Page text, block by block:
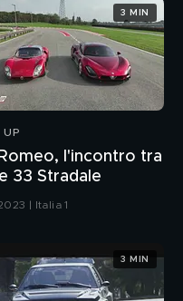
UP
l'incontro tra
33 Stradale
| Italia 1
3 MIN
3 MIN